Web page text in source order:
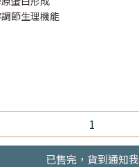
節生理機能
已售完，貨到通知我